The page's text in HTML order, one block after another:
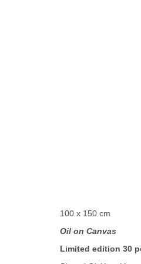
100 x 150 cm
Oil on Canvas
Limited edition 30